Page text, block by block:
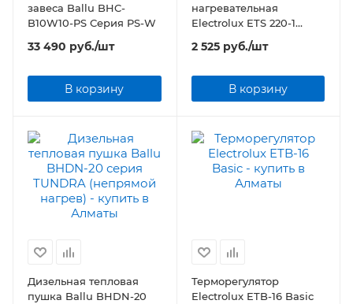
завеса Ballu BHC-
B10W10-PS Серия PS-W
33 490 руб./шт
В корзину
нагревательная
Electrolux ETS 220-1
(комплект теплого пола)
2 525руб./шт
В корзину
Дизельная тепловая
пушка Ballu BHDN-20
Терморегулятор
Electrolux ETB-16 Basic